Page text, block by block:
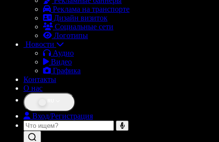
Реклама на транспорте
Дизайн визиток
Социальные сети
Логотипы
Новости
Аудио
Видео
Графика
Контакты
О нас
Вход/Регистрация